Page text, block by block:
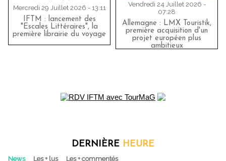
Mercredi 29 Juillet 2026 - 13:11
IFTM : lancement des
"Escales Littéraires", la
première librairie du voyage
Vendredi 24 Juillet 2026 -
07:28
Allemagne : LMX Touristik,
première acquisition d'un
projet européen plus
ambitieux
DERNIÈRE HEURE
News Les + lus Les + commentés